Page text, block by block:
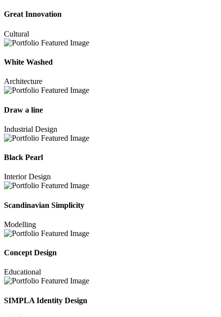
Great Innovation
Cultural
White Washed
Architecture
Draw a line
Industrial Design
Black Pearl
Interior Design
Scandinavian Simplicity
Modelling
Concept Design
Educational
SIMPLA Identity Design